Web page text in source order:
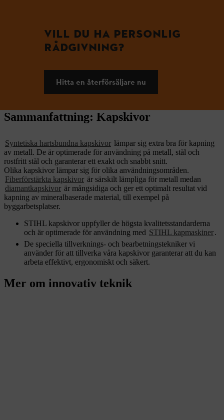
VILL DU HA PERSONLIG
RÅDGIVNING?
Hitta en återförsäljare nu
Sammanfattning: Kapskivor
Syntetiska hartsbundna kapskivor lämpar sig extra bra för kapning
av metall. De är optimerade för användning på metall, stål och
rostfritt stål och garanterar ett exakt och snabbt snitt.
Olika kapskivor lämpar sig för olika användningsområden.
Fiberförstärkta kapskivor är särskilt lämpliga för metall medan
diamantkapskivor är mångsidiga och ger ett optimalt resultat vid
kapning av mineralbaserade material, till exempel på
byggarbetsplatser.
STIHL kapskivor uppfyller de högsta kvalitetsstandarderna
och är optimerade för användning med STIHL kapmaskiner.
De speciella tillverknings- och bearbetningstekniker vi
använder för att tillverka våra kapskivor garanterar att du kan
arbeta effektivt, ergonomiskt och säkert.
Mer om innovativ teknik